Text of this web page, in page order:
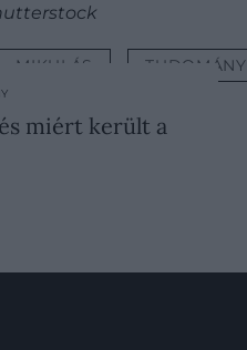
MIKULÁS TUDOMÁNY
miért került a